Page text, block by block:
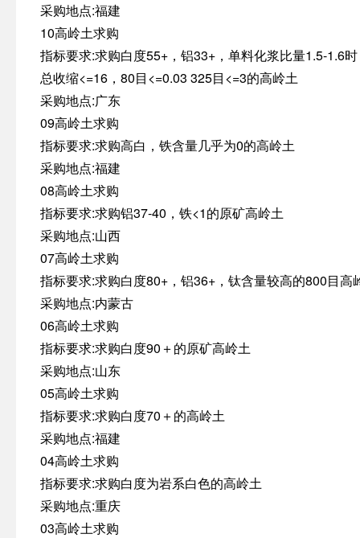
采购地点:福建
10高岭土求购
指标要求:求购白度55+，铝33+，单料化浆比量1.5-1.6
总收缩<=16，80目<=0.03 325目<=3的高岭土
采购地点:广东
09高岭土求购
指标要求:求购高白，铁含量几乎为0的高岭土
采购地点:福建
08高岭土求购
指标要求:求购铝37-40，铁<1的原矿高岭土
采购地点:山西
07高岭土求购
指标要求:求购白度80+，铝36+，钛含量较高的800目高
采购地点:内蒙古
06高岭土求购
指标要求:求购白度90＋的原矿高岭土
采购地点:山东
05高岭土求购
指标要求:求购白度70＋的高岭土
采购地点:福建
04高岭土求购
指标要求:求购白度为岩系白色的高岭土
采购地点:重庆
03高岭土求购